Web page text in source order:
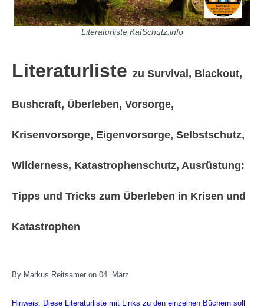
Literaturliste KatSchutz.info
Literaturliste zu Survival, Blackout,
Bushcraft, Überleben, Vorsorge,
Krisenvorsorge, Eigenvorsorge, Selbstschutz,
Wilderness, Katastrophenschutz, Ausrüstung:
Tipps und Tricks zum Überleben in Krisen und
Katastrophen
By Markus Reitsamer on 04. März
Hinweis: Diese Literaturliste mit Links zu den einzelnen Büchern soll